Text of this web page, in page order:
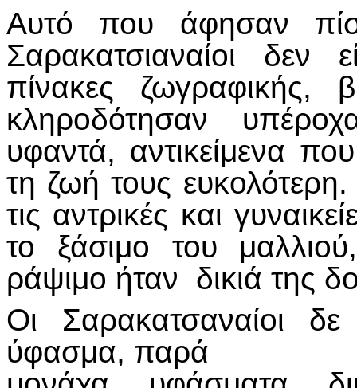
Αυτό που άφησαν
Σαρακατσιαναίοι δεν
πίνακες ζωγραφικής,
κληροδότησαν
υφαντά, αντικείμενα
τη ζωή τους
τις αντρικές και
το ξάσιμο του
ράψιμο ήταν δικιά της
Οι Σαρακατσαναίοι
ύφασμα, παρά